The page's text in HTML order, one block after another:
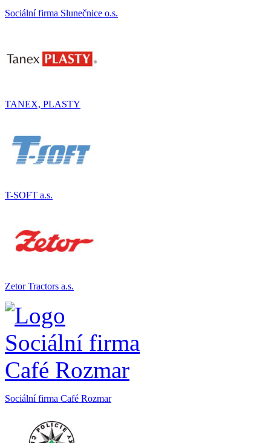
Sociální firma Slunečnice o.s.
TANEX, PLASTY
T-SOFT a.s.
Zetor Tractors a.s.
Sociální firma Café Rozmar